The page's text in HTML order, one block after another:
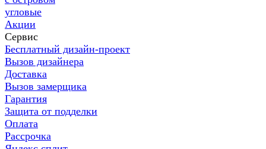
угловые
Акции
Сервис
Бесплатный дизайн-проект
Вызов дизайнера
Доставка
Вызов замерщика
Гарантия
Защита от подделки
Оплата
Рассрочка